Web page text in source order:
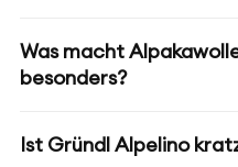
Was macht
besonders?
Ist Gründl Alpelino